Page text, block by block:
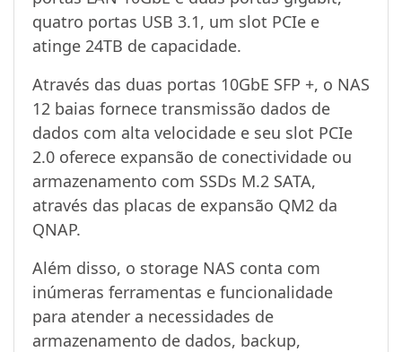
quatro portas USB 3.1, um slot PCIe e
atinge 24TB de capacidade.
Através das duas portas 10GbE SFP +, o NAS
12 baias fornece transmissão dados de
dados com alta velocidade e seu slot PCIe
2.0 oferece expansão de conectividade ou
armazenamento com SSDs M.2 SATA,
através das placas de expansão QM2 da
QNAP.
Além disso, o storage NAS conta com
inúmeras ferramentas e funcionalidade
para atender a necessidades de
armazenamento de dados, backup,